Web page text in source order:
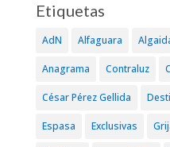
Etiquetas
AdN Alfaguara
Anagrama Contraluz
César Pérez Gellida
Espasa Exclusivas